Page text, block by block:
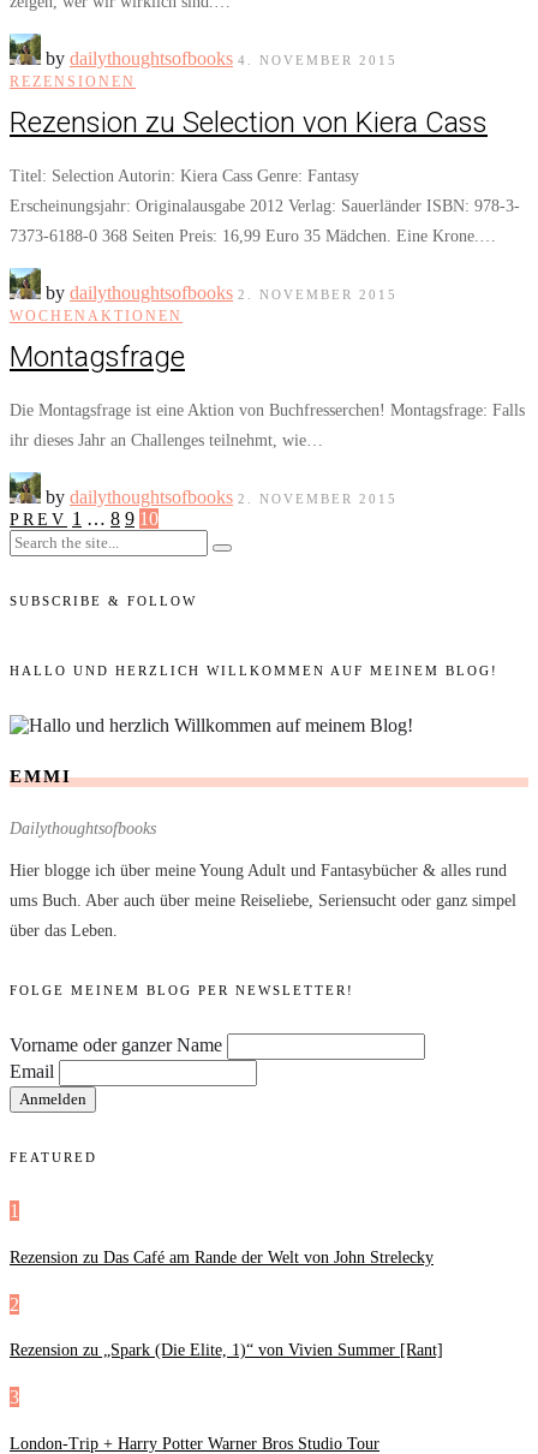
by dailythoughtsofbooks 4. NOVEMBER 2015
REZENSIONEN
Rezension zu Selection von Kiera Cass
Titel: Selection Autorin: Kiera Cass Genre: Fantasy
Erscheinungsjahr: Originalausgabe 2012 Verlag: Sauerländer ISBN: 978-3-
7373-6188-0 368 Seiten Preis: 16,99 Euro 35 Mädchen. Eine Krone.…
by dailythoughtsofbooks 2. NOVEMBER 2015
WOCHENAKTIONEN
Montagsfrage
Die Montagsfrage ist eine Aktion von Buchfresserchen! Montagsfrage: Falls
ihr dieses Jahr an Challenges teilnehmt, wie…
by dailythoughtsofbooks 2. NOVEMBER 2015
PREV 1 … 8 9 10
SUBSCRIBE & FOLLOW
HALLO UND HERZLICH WILLKOMMEN AUF MEINEM BLOG!
EMMI
Dailythoughtsofbooks
Hier blogge ich über meine Young Adult und Fantasybücher & alles rund
ums Buch. Aber auch über meine Reiseliebe, Seriensucht oder ganz simpel
über das Leben.
FOLGE MEINEM BLOG PER NEWSLETTER!
Vorname oder ganzer Name
Email
FEATURED
1
Rezension zu Das Café am Rande der Welt von John Strelecky
2
Rezension zu „Spark (Die Elite, 1)“ von Vivien Summer [Rant]
3
London-Trip + Harry Potter Warner Bros Studio Tour